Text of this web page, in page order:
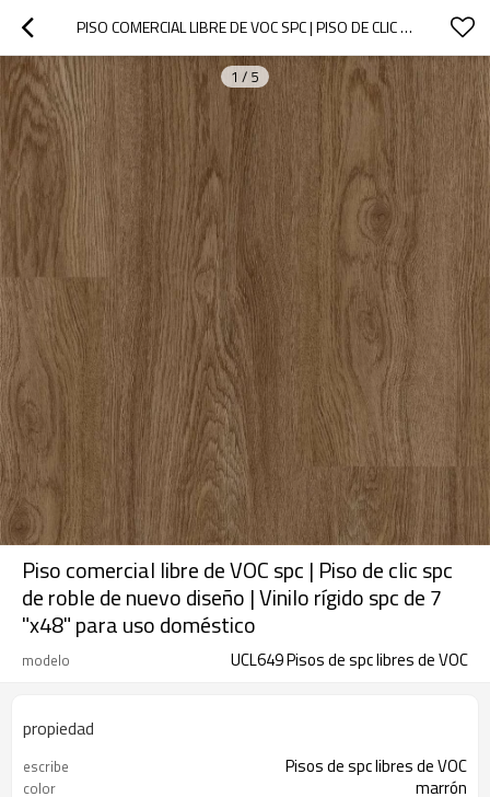
PISO COMERCIAL LIBRE DE VOC SPC | PISO DE CLIC SPC DE ROBLE DE NUEVO DISEÑO | VINILO RÍGIDO SPC DE 7 "X48" PARA USO DOMÉSTICO
1 / 5
Piso comercial libre de VOC spc | Piso de clic spc
de roble de nuevo diseño | Vinilo rígido spc de 7
"x48" para uso doméstico
modelo UCL649 Pisos de spc libres de VOC
propiedad
escribe Pisos de spc libres de VOC
color marrón